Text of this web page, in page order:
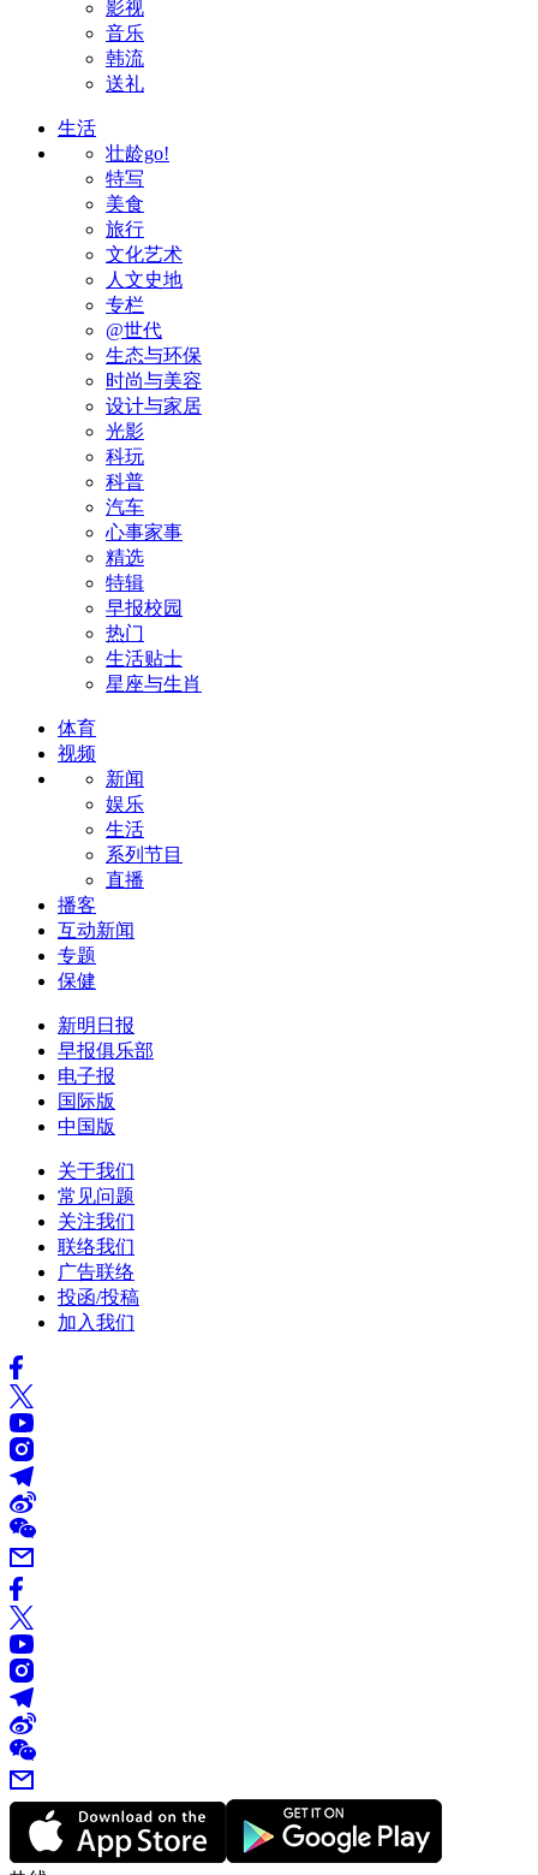
影视
音乐
韩流
送礼
生活
壮龄go!
特写
美食
旅行
文化艺术
人文史地
专栏
@世代
生态与环保
时尚与美容
设计与家居
光影
科玩
科普
汽车
心事家事
精选
特辑
早报校园
热门
生活贴士
星座与生肖
体育
视频
新闻
娱乐
生活
系列节目
直播
播客
互动新闻
专题
保健
新明日报
早报俱乐部
电子报
国际版
中国版
关于我们
常见问题
关注我们
联络我们
广告联络
投函/投稿
加入我们